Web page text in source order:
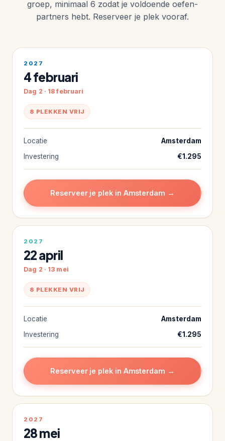
groep, minimaal 6 zodat je voldoende oefen-
partners hebt. Reserveer je plek vooraf.
2027
4 februari
Dag 2 · 18 februari
8 PLEKKEN VRIJ
Locatie
Amsterdam
Investering
€1.295
Reserveer je plek in Amsterdam →
2027
22 april
Dag 2 · 13 mei
8 PLEKKEN VRIJ
Locatie
Amsterdam
Investering
€1.295
Reserveer je plek in Amsterdam →
2027
28 mei